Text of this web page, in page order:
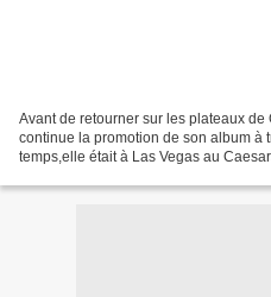
Avant de retourner sur les plateaux
continue la promotion de son album à
temps,elle était à Las Vegas au